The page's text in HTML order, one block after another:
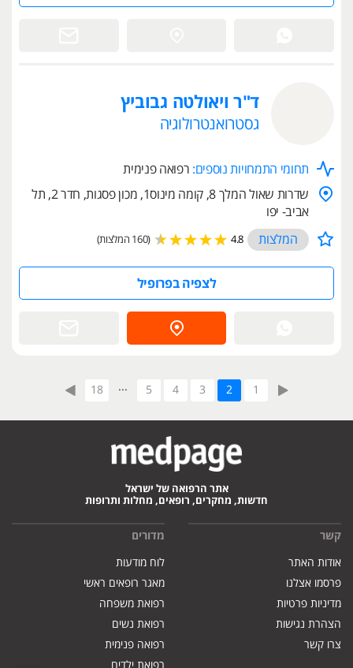
ד"ר ויאולטה גבוביץ
גסטרואנטרולוגיה
תחומי התמחויות נוספים: רפואה פנימית
שדרות שאול המלך 8, קומה מינוס1, מכון פסגות, חדר 2, תל
אביב- יפו
המלצות
4.8 (160 המלצות)
לצפיה בפרופיל
1
2
3
4
5
...
18
אתר הרפואה של ישראל
חדשות, מחקרים, רופאים, מחלות ותרופות
קשר
אודות האתר
פרסמו אצלנו
מדיניות פרטיות
הצהרת נגישות
צרו קשר
מדורים
לוח מודעות
מאגר רופאים ראשי
רפואת משפחה
רפואת נשים
רפואה פנימית
רפואת ילדים